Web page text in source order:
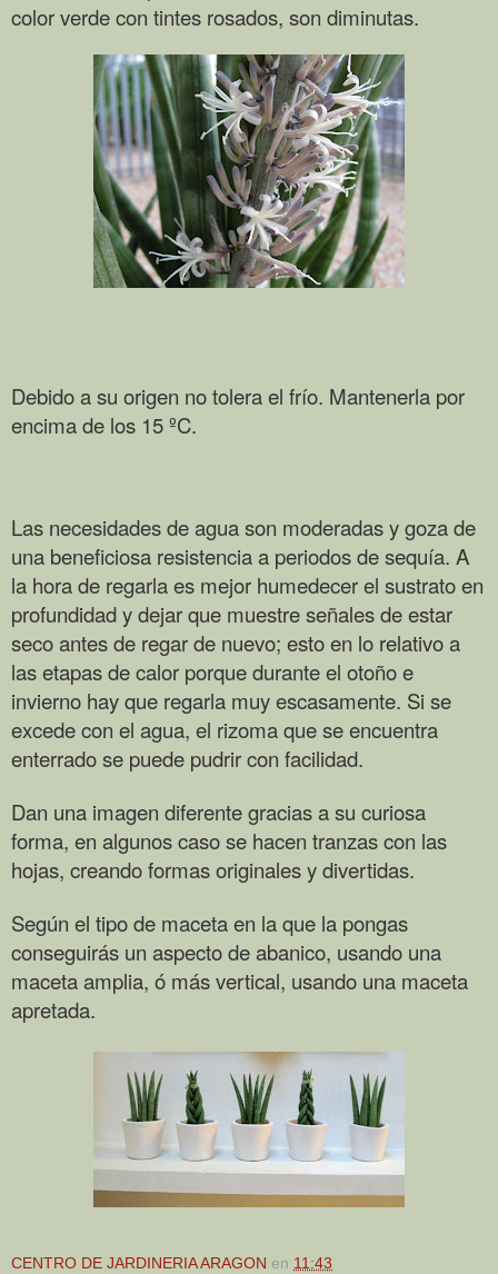
color verde con tintes rosados, son diminutas.
Debido a su origen no tolera el frío. Mantenerla por
encima de los 15 ºC.
Las necesidades de agua son moderadas y goza de
una beneficiosa resistencia a periodos de sequía. A
la hora de regarla es mejor humedecer el sustrato en
profundidad y dejar que muestre señales de estar
seco antes de regar de nuevo; esto en lo relativo a
las etapas de calor porque durante el otoño e
invierno hay que regarla muy escasamente. Si se
excede con el agua, el rizoma que se encuentra
enterrado se puede pudrir con facilidad.
Dan una imagen diferente gracias a su curiosa
forma, en algunos caso se hacen tranzas con las
hojas, creando formas originales y divertidas.
Según el tipo de maceta en la que la pongas
conseguirás un aspecto de abanico, usando una
maceta amplia, ó más vertical, usando una maceta
apretada.
CENTRO DE JARDINERIA ARAGON en 11:43